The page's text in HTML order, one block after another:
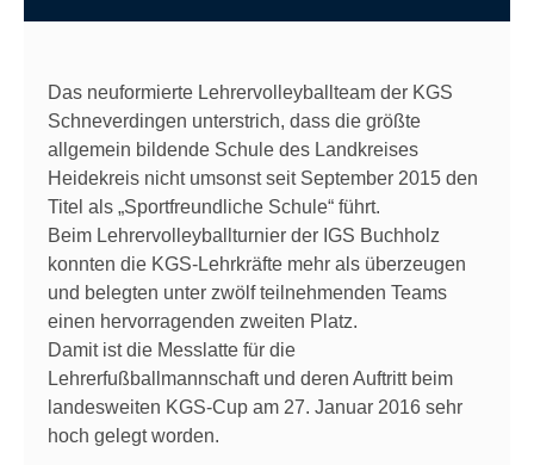
Das neuformierte Lehrervolleyballteam der KGS
Schneverdingen unterstrich, dass die größte
allgemein bildende Schule des Landkreises
Heidekreis nicht umsonst seit September 2015 den
Titel als „Sportfreundliche Schule“ führt.
Beim Lehrervolleyballturnier der IGS Buchholz
konnten die KGS-Lehrkräfte mehr als überzeugen
und belegten unter zwölf teilnehmenden Teams
einen hervorragenden zweiten Platz.
Damit ist die Messlatte für die
Lehrerfußballmannschaft und deren Auftritt beim
landesweiten KGS-Cup am 27. Januar 2016 sehr
hoch gelegt worden.